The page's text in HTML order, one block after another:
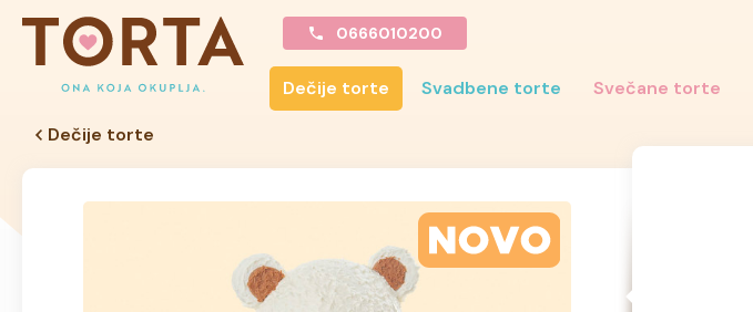
0666010200
Dečije torte Svadbene torte Svečane torte
Dečije torte